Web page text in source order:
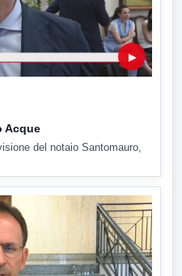
▶
Acque
del notaio Santomauro,